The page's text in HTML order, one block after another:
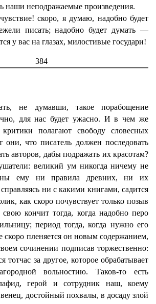
наши неподражаемые произведения.
скоро, я думаю, надобно будет
писать; надобно будет думать —
у вас на глазах, милостивые государи!
384
не думавши, такое порабощение
для нас будет ужасно. И в чем же
полагают свободу словесных
они, что писатель должен последовать
авторов, дабы подражать их красотам?
великий ум никогда ничему не
ему ни правила древних, ни их
ни с какими книгами, садится
как скоро почувствует только позыв
кончит тогда, когда надобно перо
период тогда, когда нужно его
скоро пленяется он новым содержанием,
сочинении подписав торжественно:
тотчас за другое, которое обрабатывает
вольностию. Таков-то есть
герой и сотрудник наш, коему
достойный похвалы, в досаду злой